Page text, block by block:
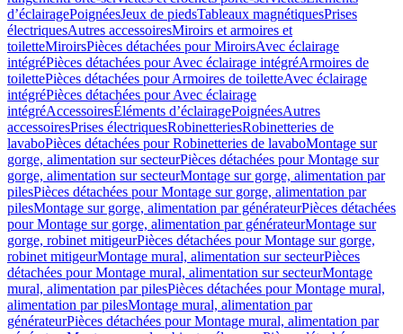
d’éclairagePoignéesJeux de piedsTableaux magnétiquesPrises
électriquesAutres accessoiresMiroirs et armoires et
toiletteMiroirsPièces détachées pour MiroirsAvec éclairage
intégréPièces détachées pour Avec éclairage intégréArmoires de
toilettePièces détachées pour Armoires de toiletteAvec éclairage
intégréPièces détachées pour Avec éclairage
intégréAccessoiresÉléments d’éclairagePoignéesAutres
accessoiresPrises électriquesRobinetteriesRobinetteries de
lavaboPièces détachées pour Robinetteries de lavaboMontage sur
gorge, alimentation sur secteurPièces détachées pour Montage sur
gorge, alimentation sur secteurMontage sur gorge, alimentation par
pilesPièces détachées pour Montage sur gorge, alimentation par
pilesMontage sur gorge, alimentation par générateurPièces détachées
pour Montage sur gorge, alimentation par générateurMontage sur
gorge, robinet mitigeurPièces détachées pour Montage sur gorge,
robinet mitigeurMontage mural, alimentation sur secteurPièces
détachées pour Montage mural, alimentation sur secteurMontage
mural, alimentation par pilesPièces détachées pour Montage mural,
alimentation par pilesMontage mural, alimentation par
générateurPièces détachées pour Montage mural, alimentation par